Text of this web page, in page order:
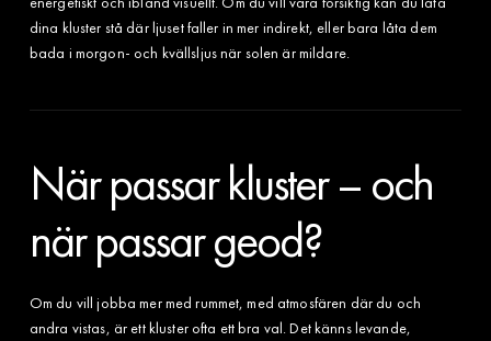
dina kluster stå där ljuset faller in mer indirekt, eller bara låta dem
bada i morgon- och kvällsljus när solen är mildare.
När passar kluster – och
när passar geod?
Om du vill jobba mer med rummet, med atmosfären där du och
andra vistas, är ett kluster ofta ett bra val. Det känns levande,